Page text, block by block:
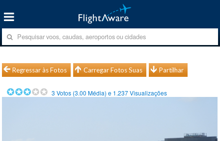
Regressar às Fotos Carregar Fotos Suas Partilhar
3 Votos (3.00 Média) e 1.237Visualizações